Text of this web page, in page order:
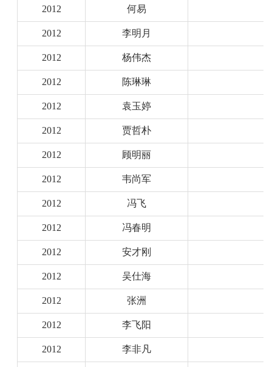
2012 何易
2012 李明月
2012 杨伟杰
2012 陈琳琳
2012 袁玉婷
2012 贾哲朴
2012 顾明丽
2012 韦尚军
2012 冯飞
2012 冯春明
2012 安才刚
2012 吴仕海
2012 张洲
2012 李飞阳
2012 李非凡